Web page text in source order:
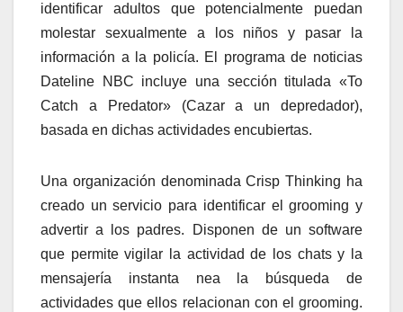
identificar adultos que potencialmente puedan
molestar sexualmente a los niños y pasar la
información a la policía. El programa de noticias
Dateline NBC incluye una sección titulada «To
Catch a Predator» (Cazar a un depredador),
basada en dichas actividades encubiertas.
Una organización denominada Crisp Thinking ha
creado un servicio para identificar el grooming y
advertir a los padres. Disponen de un software
que permite vigilar la actividad de los chats y la
mensajería instanta nea la búsqueda de
actividades que ellos relacionan con el grooming.